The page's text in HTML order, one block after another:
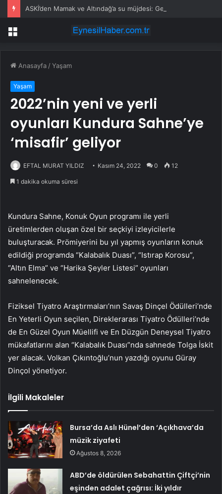
Menü
Anasayfa /Yaşam
Yaşam
2022’nin yeni ve yerli
oyunları Kundura Sahne’ye
‘misafir’ geliyor
EFTAL MURAT YILDIZ Kasım 24, 2022 0 12
1 dakika okuma süresi
Kundura Sahne, Konuk Oyun programı ile yerli
üretimlerden oluşan özel bir seçkiyi izleyicilerle
buluşturacak. Prömiyerini bu yıl yapmış oyunların konuk
edildiği programda “Kalabalık Duası”, “Istırap Korosu”,
“Altın Elma” ve “Harika Şeyler Listesi” oyunları
sahnelenecek.
Fiziksel Tiyatro Araştırmaları’nın Savaş Dinçel Ödülleri’nde
En Yeterli Oyun seçilen, Direklerarası Tiyatro Ödülleri’nde
de En Güzel Oyun Müellifi ve En Düzgün Deneysel Tiyatro
mükafatlarını alan “Kalabalık Duası”nda sahnede Tolga İskit
yer alacak. Volkan Çıkıntoğlu’nun yazdığı oyunu Güray
Dinçol yönetiyor.
İlgili Makaleler
Bursa’da Aslı Hünel’den ‘Açıkhava’da
müzik ziyafeti
Ağustos 8, 2026
ABD’de öldürülen Sebahattin Çiftçi’nin
eşinden adalet çağrısı: İki yıldır